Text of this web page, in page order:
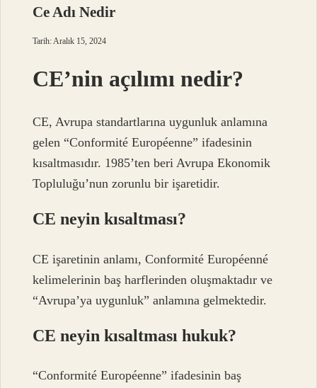
Ce Adı Nedir
Tarih: Aralık 15, 2024
CE’nin açılımı nedir?
CE, Avrupa standartlarına uygunluk anlamına
gelen “Conformité Européenne” ifadesinin
kısaltmasıdır. 1985’ten beri Avrupa Ekonomik
Topluluğu’nun zorunlu bir işaretidir.
CE neyin kısaltması?
CE işaretinin anlamı, Conformité Européenné
kelimelerinin baş harflerinden oluşmaktadır ve
“Avrupa’ya uygunluk” anlamına gelmektedir.
CE neyin kısaltması hukuk?
“Conformité Européenne” ifadesinin baş